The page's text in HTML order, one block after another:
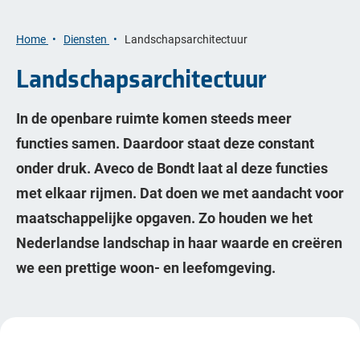
Home Diensten Landschapsarchitectuur
Landschapsarchitectuur
In de openbare ruimte komen steeds meer
functies samen. Daardoor staat deze constant
onder druk. Aveco de Bondt laat al deze functies
met elkaar rijmen. Dat doen we met aandacht voor
maatschappelijke opgaven. Zo houden we het
Nederlandse landschap in haar waarde en creëren
we een prettige woon- en leefomgeving.